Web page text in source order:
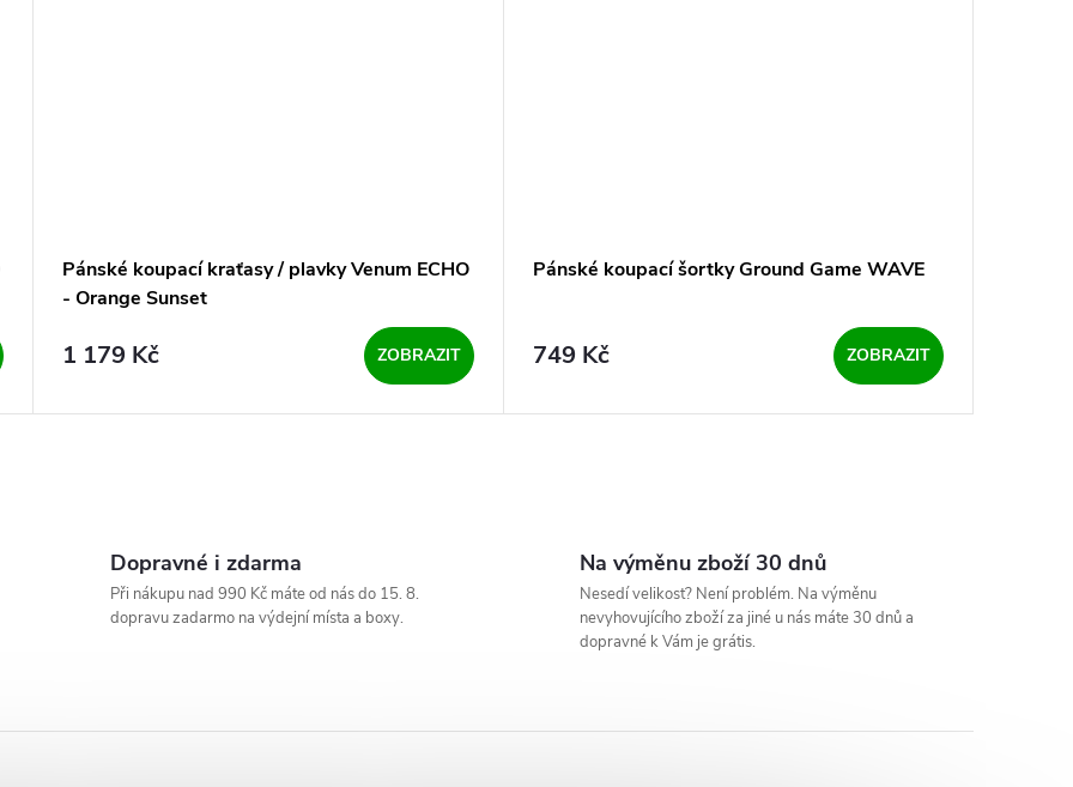
Pánské koupací kraťasy / plavky Venum ECHO
- Orange Sunset
1 179 Kč ZOBRAZIT
Pánské koupací šortky Ground Game WAVE
749 Kč ZOBRAZIT
Dopravné i zdarma
Při nákupu nad 990 Kč máte od nás do 15. 8.
dopravu zadarmo na výdejní místa a boxy.
Na výměnu zboží 30 dnů
Nesedí velikost? Není problém. Na výměnu
nevyhovujícího zboží za jiné u nás máte 30 dnů a
dopravné k Vám je grátis.